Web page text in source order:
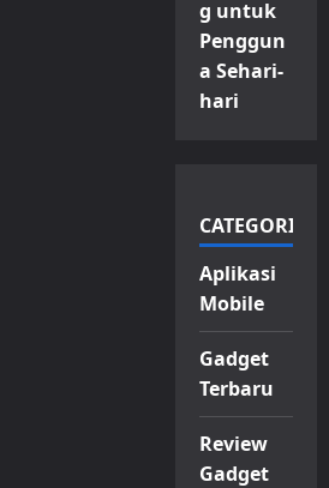
g untuk
Penggun
a Sehari-
hari
CATEGORIES
Aplikasi
Mobile
Gadget
Terbaru
Review
Gadget